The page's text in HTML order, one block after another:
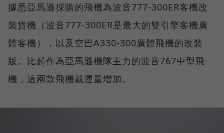
據悉亞馬遜採購的飛機為波音777-300ER客機改
裝貨機（波音777-300ER是最大的雙引擎客機廣
體客機），以及空巴A330-300廣體飛機的改裝
版。比起作為亞馬遜機隊主力的波音767中型飛
機，這兩款飛機載運量增加。